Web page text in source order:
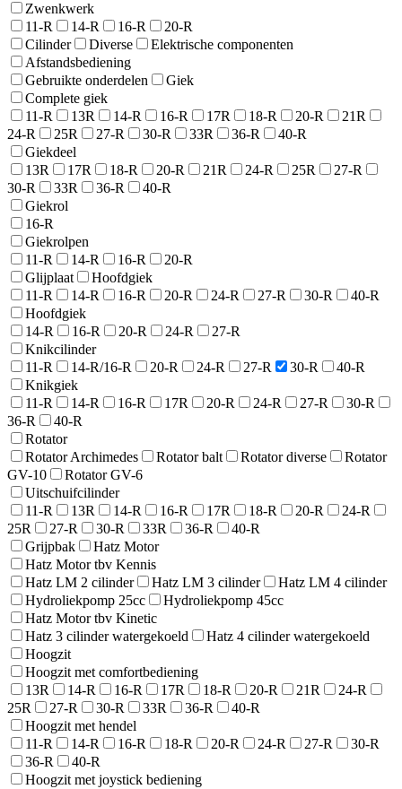
Zwenkwerk
11-R
14-R 16-R
20-R
Cilinder
Diverse
Elektrische componenten
Afstandsbediening
Gebruikte onderdelen
Giek
Complete giek
11-R
13R 14-R 16-R 17R 18-R 20-R
21R
24-R
25R 27-R 30-R 33R 36-R
40-R
Giekdeel
13R
17R 18-R 20-R 21R 24-R 25R
27-R
30-R
33R 36-R
40-R
Giekrol
16-R
Giekrolpen
11-R
14-R 16-R
20-R
Glijplaat
Hoofdgiek
11-R
14-R 16-R 20-R 24-R 27-R 30-R
40-R
Hoofdgiek
14-R
16-R 20-R 24-R
27-R
Knikcilinder
11-R
14-R/16-R 20-R 24-R 27-R 30-R
40-R
Knikgiek
11-R
14-R 16-R 17R 20-R 24-R 27-R
30-R
36-R
40-R
Rotator
Rotator Archimedes
Rotator balt Rotator diverse
Rotator
GV-10
Rotator GV-6
Uitschuifcilinder
11-R
13R 14-R 16-R 17R 18-R 20-R
24-R
25R
27-R 30-R 33R 36-R
40-R
Grijpbak
Hatz Motor
Hatz Motor tbv Kennis
Hatz LM 2 cilinder
Hatz LM 3 cilinder
Hatz LM 4 cilinder
Hydroliekpomp 25cc
Hydroliekpomp 45cc
Hatz Motor tbv Kinetic
Hatz 3 cilinder watergekoeld
Hatz 4 cilinder watergekoeld
Hoogzit
Hoogzit met comfortbediening
13R
14-R 16-R 17R 18-R 20-R 21R
24-R
25R
27-R 30-R 33R 36-R
40-R
Hoogzit met hendel
11-R
14-R 16-R 18-R 20-R 24-R 27-R
30-R
36-R
40-R
Hoogzit met joystick bediening